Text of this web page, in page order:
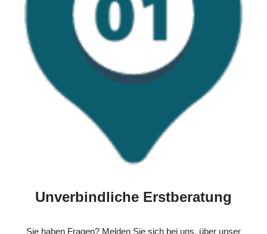
Unverbindliche Erstberatung
Sie haben Fragen? Melden Sie sich bei uns, über unser